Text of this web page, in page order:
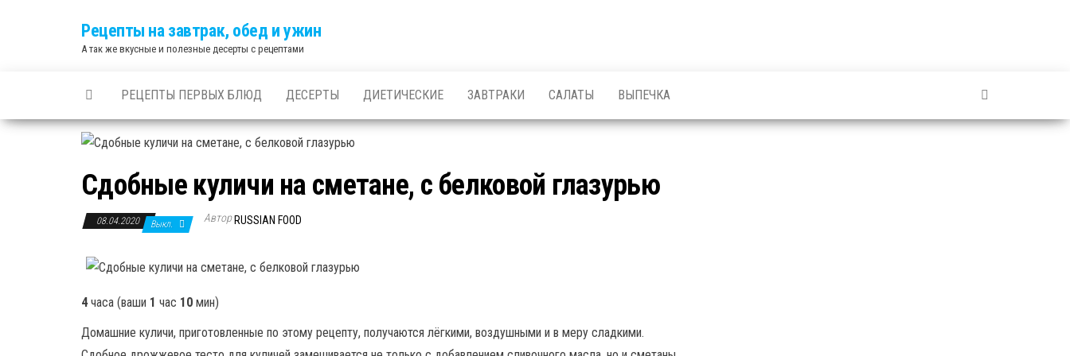
Рецепты на завтрак, обед и ужин
А так же вкусные и полезные десерты с рецептами
РЕЦЕПТЫ ПЕРВЫХ БЛЮД ДЕСЕРТЫ ДИЕТИЧЕСКИЕ ЗАВТРАКИ САЛАТЫ ВЫПЕЧКА
Сдобные куличи на сметане, с белковой глазурью
08.04.2020 Выкл. Автор RUSSIAN FOOD
4часа (ваши 1 час 10 мин)
Домашние куличи, приготовленные по этому рецепту, получаются лёгкими, воздушными и в меру сладкими.